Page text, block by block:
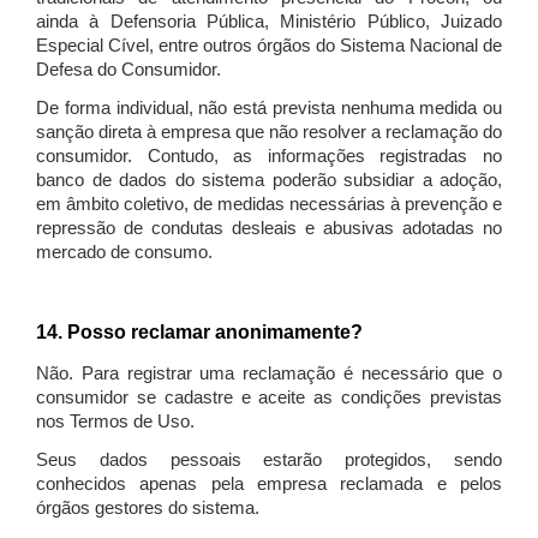
ainda à Defensoria Pública, Ministério Público, Juizado
Especial Cível, entre outros órgãos do Sistema Nacional de
Defesa do Consumidor.
De forma individual, não está prevista nenhuma medida ou
sanção direta à empresa que não resolver a reclamação do
consumidor. Contudo, as informações registradas no
banco de dados do sistema poderão subsidiar a adoção,
em âmbito coletivo, de medidas necessárias à prevenção e
repressão de condutas desleais e abusivas adotadas no
mercado de consumo.
14. Posso reclamar anonimamente?
Não. Para registrar uma reclamação é necessário que o
consumidor se cadastre e aceite as condições previstas
nos Termos de Uso.
Seus dados pessoais estarão protegidos, sendo
conhecidos apenas pela empresa reclamada e pelos
órgãos gestores do sistema.